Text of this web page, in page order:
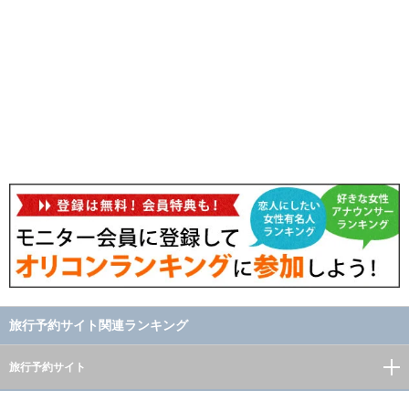
旅行予約サイト関連ランキング
旅行予約サイト